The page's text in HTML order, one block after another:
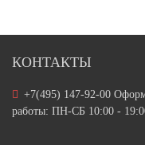
КОНТАКТЫ
+7(495) 147-92-00
работы: ПН-СБ 10:00 -